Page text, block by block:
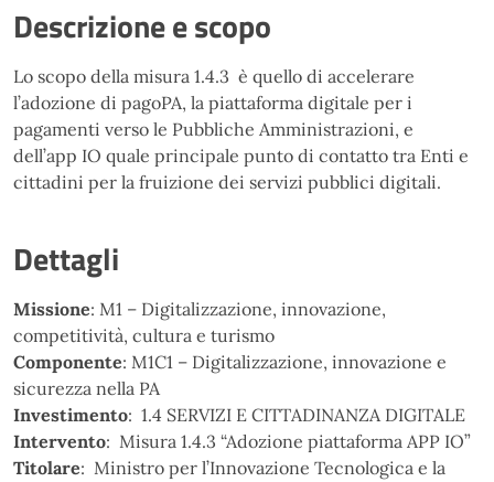
Descrizione e scopo
Lo scopo della misura 1.4.3 è quello di accelerare
l’adozione di pagoPA, la piattaforma digitale per i
pagamenti verso le Pubbliche Amministrazioni, e
dell’app IO quale principale punto di contatto tra Enti e
cittadini per la fruizione dei servizi pubblici digitali.
Dettagli
Missione: M1 – Digitalizzazione, innovazione,
competitività, cultura e turismo
Componente: M1C1 – Digitalizzazione, innovazione e
sicurezza nella PA
Investimento: 1.4 SERVIZI E CITTADINANZA DIGITALE
Intervento: Misura 1.4.3 “Adozione piattaforma APP IO”
Titolare: Ministro per l’Innovazione Tecnologica e la